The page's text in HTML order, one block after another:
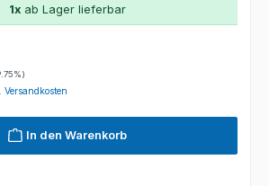
1x ab Lager lieferbar
In den Warenkorb